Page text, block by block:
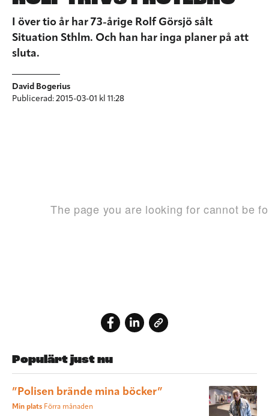
I över tio år har 73-årige Rolf Görsjö sålt
Situation Sthlm. Och han har inga planer på att
sluta.
David Bogerius
Publicerad: 2015-03-01 kl 11:28
Populärt just nu
”Polisen brände mina böcker”
Min plats Förra månaden